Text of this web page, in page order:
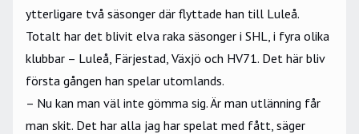
ytterligare två säsonger där flyttade han till Luleå.
Totalt har det blivit elva raka säsonger i SHL, i fyra olika
klubbar – Luleå, Färjestad, Växjö och HV71. Det här bliv
första gången han spelar utomlands.
– Nu kan man väl inte gömma sig. Är man utlänning får
man skit. Det har alla jag har spelat med fått, säger